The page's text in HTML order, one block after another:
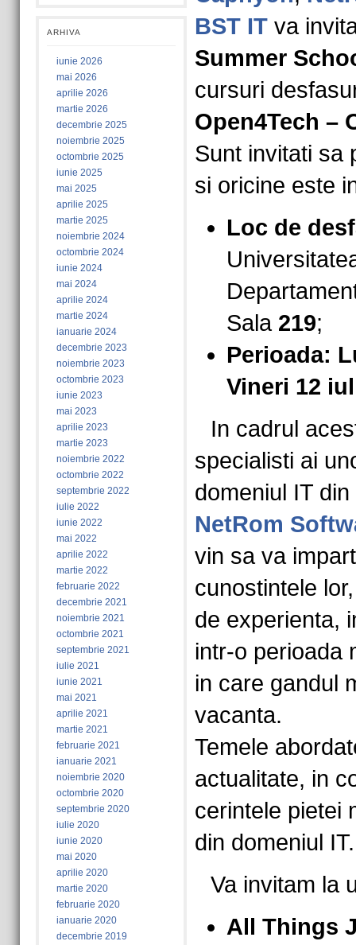
ARHIVA
iunie 2026
mai 2026
aprilie 2026
martie 2026
decembrie 2025
noiembrie 2025
octombrie 2025
iunie 2025
mai 2025
aprilie 2025
martie 2025
noiembrie 2024
octombrie 2024
iunie 2024
mai 2024
aprilie 2024
martie 2024
ianuarie 2024
decembrie 2023
noiembrie 2023
octombrie 2023
iunie 2023
mai 2023
aprilie 2023
martie 2023
noiembrie 2022
octombrie 2022
septembrie 2022
iulie 2022
iunie 2022
mai 2022
aprilie 2022
martie 2022
februarie 2022
decembrie 2021
noiembrie 2021
octombrie 2021
septembrie 2021
iulie 2021
iunie 2021
mai 2021
aprilie 2021
martie 2021
februarie 2021
ianuarie 2021
noiembrie 2020
octombrie 2020
septembrie 2020
iulie 2020
iunie 2020
mai 2020
aprilie 2020
martie 2020
februarie 2020
ianuarie 2020
decembrie 2019
BST ITva
Summer
cursuri
Open4Tech –
Sunt invitati sa
si oricine este
Loc de
Sala 219;
Perioada:
Vineri 12
In cadrul
specialisti ai
domeniul IT
NetRom
vin sa va
cunostintele
de experienta,
intr-o perioada
in care gandul
vacanta.
Temele
actualitate, in
cerintele pietei
din domeniul IT.
Va invitam la
All Things